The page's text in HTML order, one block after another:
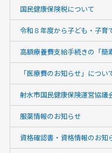
国民健康保険税について
令和８年度から子ども・子育
高額療養費支給手続きの「簡
「医療費のお知らせ」につい
射水市国民健康保険運営協議
服薬情報のお知らせ
資格確認書・資格情報のお知